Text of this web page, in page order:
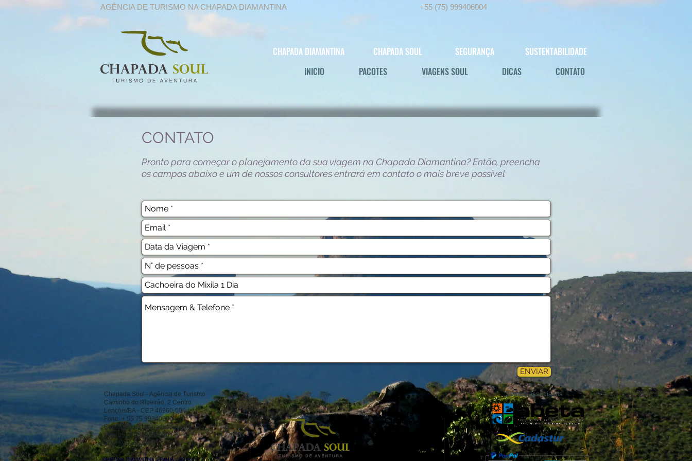
+55 (75) 999406004
AGÊNCIA DE TURISMO NA CHAPADA DIAMANTINA
CHAPADA DIAMANTINA CHAPADA SOUL SEGURANÇA
SUSTENTABILIDADE
INICIO
PACOTES VIAGENS SOUL DICAS CONTATO
CONTATO
Pronto para começar o planejamento da sua viagem na Chapada Diamantina? Então, preencha
os campos abaixo e um de nossos consultores entrará em contato o mais breve possível
ENVIAR
Somos associados
Chapada Soul - Agência de Turismo
Caminho do Ribeirão, 2 Centro
Lençóis/BA - CEP 46960-000
Fone: + 55 75 999406004
E-mail:
info@chapadasoul.com
Mtur 05.073548.10.0001-5
+5575999406004